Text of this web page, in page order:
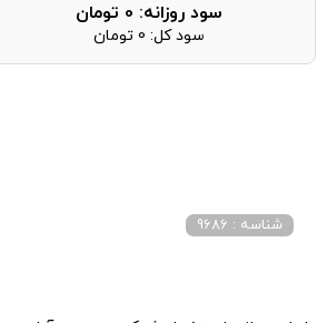
سود روزانه: 0 تومان
سود کل: 0 تومان
شناسه : 9686